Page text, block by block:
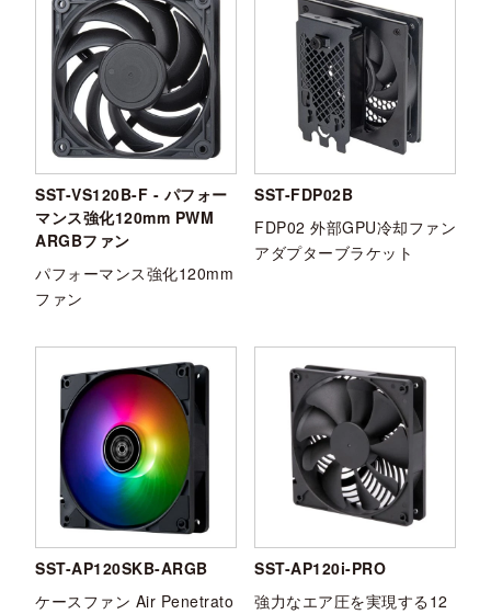
SST-VS120B-F - パフォー
マンス強化120mm PWM
ARGBファン
パフォーマンス強化120mm
ファン
SST-FDP02B
FDP02 外部GPU冷却ファン
アダプターブラケット
SST-AP120SKB-ARGB
ケースファン Air Penetrato
SST-AP120i-PRO
強力なエア圧を実現する12